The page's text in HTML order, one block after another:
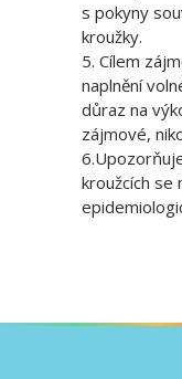
s pokyny
kroužky.
5. Cílem
naplnění
důraz na
zájmové,
kroužcích se